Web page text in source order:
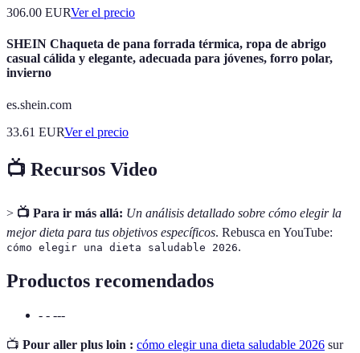
306.00 EURVer el precio
SHEIN Chaqueta de pana forrada térmica, ropa de abrigo
casual cálida y elegante, adecuada para jóvenes, forro polar,
invierno
es.shein.com
33.61 EURVer el precio
📺 Recursos Video
> 📺 Para ir más allá: Un análisis detallado sobre cómo elegir la
mejor dieta para tus objetivos específicos. Rebusca en YouTube:
cómo elegir una dieta saludable 2026.
Productos recomendados
- - ---
📺 Pour aller plus loin : cómo elegir una dieta saludable 2026 sur